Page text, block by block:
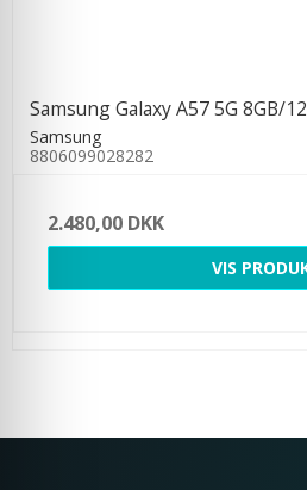
Samsung Galaxy A57 5G 8GB/
Samsung
8806099028282
2.480,00 DKK
VIS